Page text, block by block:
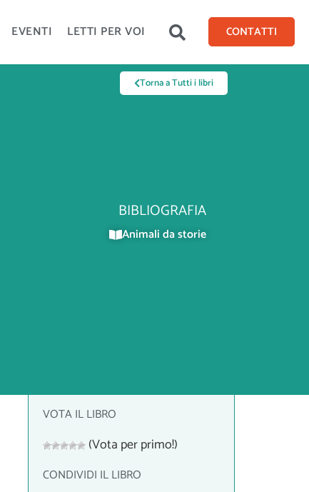
EVENTI LETTI PER VOI CONTATTI
Torna a Tutti i libri
BIBLIOGRAFIA
Animali da storie
VOTA IL LIBRO
(Vota per primo!)
CONDIVIDI IL LIBRO